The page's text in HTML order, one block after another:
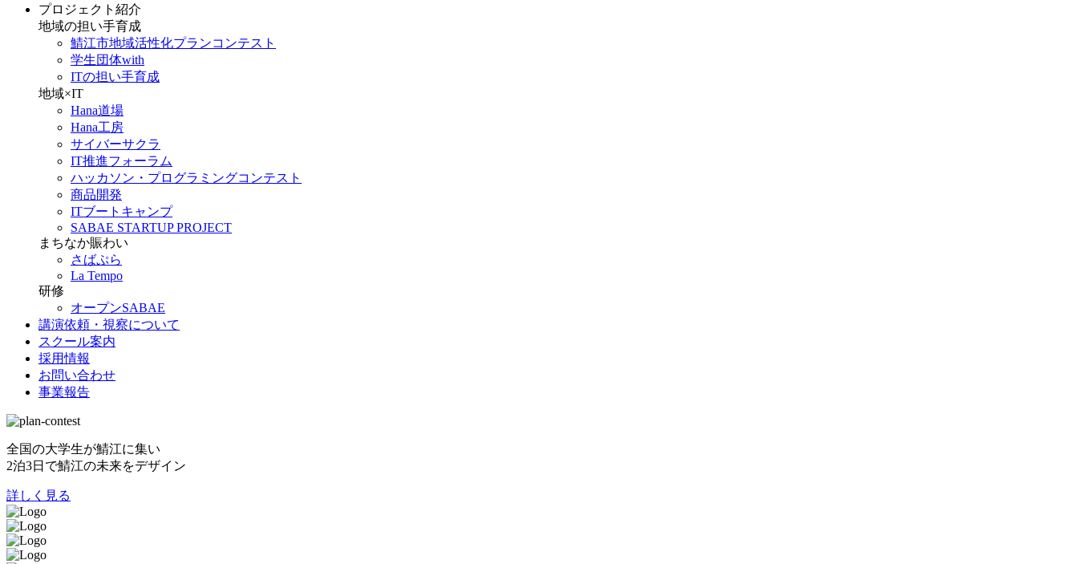
プロジェクト紹介
地域の担い手育成
鯖江市地域活性化プランコンテスト
学生団体with
ITの担い手育成
地域×IT
Hana道場
Hana工房
サイバーサクラ
IT推進フォーラム
ハッカソン・プログラミングコンテスト
商品開発
ITブートキャンプ
SABAE STARTUP PROJECT
まちなか賑わい
さばぷら
La Tempo
研修
オープンSABAE
講演依頼・視察について
スクール案内
採用情報
お問い合わせ
事業報告
全国の大学生が鯖江に集い
2泊3日で鯖江の未来をデザイン
詳しく見る